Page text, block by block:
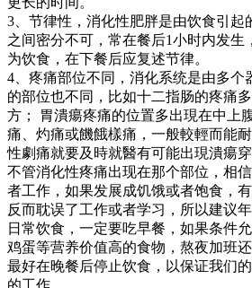
3、节律性，消化性肥胖是由饮食引起
之间密分不可，常在餐后1小时内发生
为饮食，在下餐后应复述节律。
4、疼痛部位不同，消化系统是由多个
的部位也不同，比如十二指肠的疼痛
方； 胃潰瘍疼痛的位置多出現在中上
痛、灼痛或饑餓樣痛，一般較輕而能
性劇痛就要及時就醫有可能出現潰瘍穿
不管消化性疼痛出现在那个部位，相
者工作，如果发展成饥饿或者饱食，
反而耽误了工作或者学习，所以建议
日常饮食，一定要吃早餐，如果条件
鸡蛋等营养价值高的食物，熬夜加班
最好在晚餐后停止饮食，以保证我们
的工作。